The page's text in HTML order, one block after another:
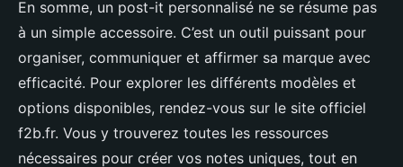
En somme, un post-it personnalisé ne se résume pas
à un simple accessoire. C’est un outil puissant pour
organiser, communiquer et affirmer sa marque avec
efficacité. Pour explorer les différents modèles et
options disponibles, rendez-vous sur le site officiel
f2b.fr. Vous y trouverez toutes les ressources
nécessaires pour créer vos notes uniques, tout en